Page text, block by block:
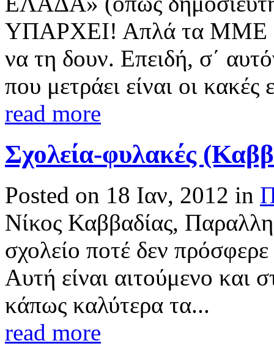
ΥΠΑΡΧΕΙ! Απλά τα ΜΜΕ
να τη δουν. Επειδή, σ΄
που μετράει είναι οι κακές
read more
Σχολεία-φυλακές
Posted on 18 Ιαν, 2012 in
Νίκος Καββαδίας,
σχολείο ποτέ δεν
Αυτή είναι αιτούμενο και
κάπως καλύτερα τα...
read more